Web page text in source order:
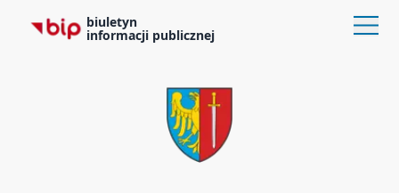
biuletyn
informacji publicznej